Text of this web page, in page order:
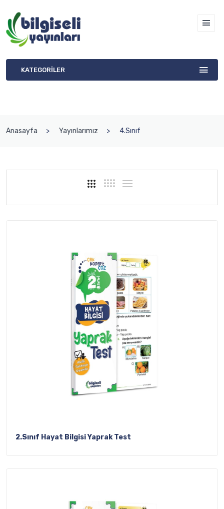
KATEGORİLER
Anasayfa Yayınlarımız 4.Sınıf
2.Sınıf Hayat Bilgisi Yaprak Test